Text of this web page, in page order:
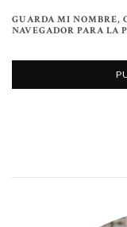
GUARDA MI NOMBRE,
NAVEGADOR PARA LA